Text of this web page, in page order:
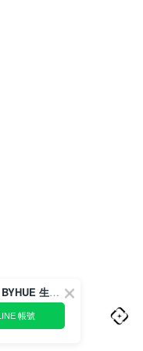
歡迎加入💐 BYHUE 生活圈
帳號